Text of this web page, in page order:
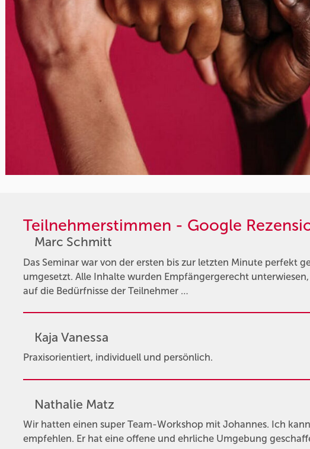
Teilnehmerstimmen - Google
Marc Schmitt
Das Seminar war von der ersten bis zur letzten Minute perfekt
umgesetzt. Alle Inhalte wurden Empfängergerecht
auf die Bedürfnisse der Teilnehmer …
Kaja Vanessa
Praxisorientiert, individuell und persönlich.
Nathalie Matz
Wir hatten einen super Team-Workshop mit Johannes. Ich
empfehlen. Er hat eine offene und ehrliche Umgebung